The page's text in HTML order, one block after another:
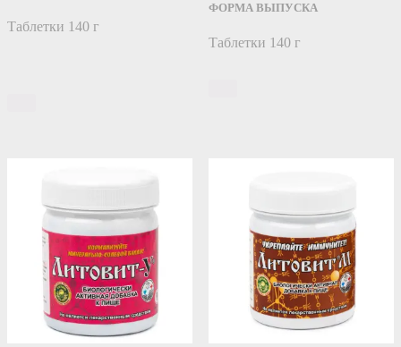
Таблетки 140 г
ФОРМА ВЫПУСКА
Таблетки 140 г